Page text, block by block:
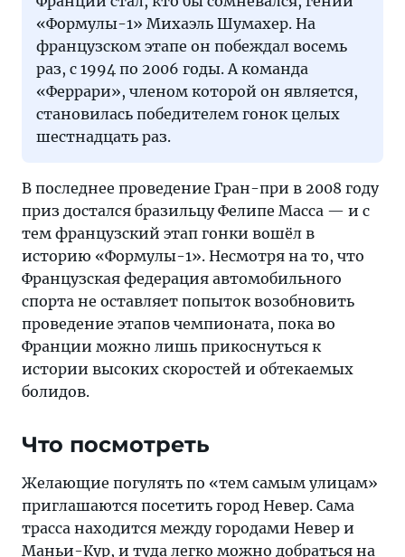
«Формулы-1» Михаэль Шумахер. На
французском этапе он побеждал восемь
раз, с 1994 по 2006 годы. А команда
«Феррари», членом которой он является,
становилась победителем гонок целых
шестнадцать раз.
В последнее проведение Гран-при в 2008 году
приз достался бразильцу Фелипе Масса — и с
тем французский этап гонки вошёл в
историю «Формулы-1». Несмотря на то, что
Французская федерация автомобильного
спорта не оставляет попыток возобновить
проведение этапов чемпионата, пока во
Франции можно лишь прикоснуться к
истории высоких скоростей и обтекаемых
болидов.
Что посмотреть
Желающие погулять по «тем самым улицам»
приглашаются посетить город Невер. Сама
трасса находится между городами Невер и
Маньи-Кур, и туда легко можно добраться на